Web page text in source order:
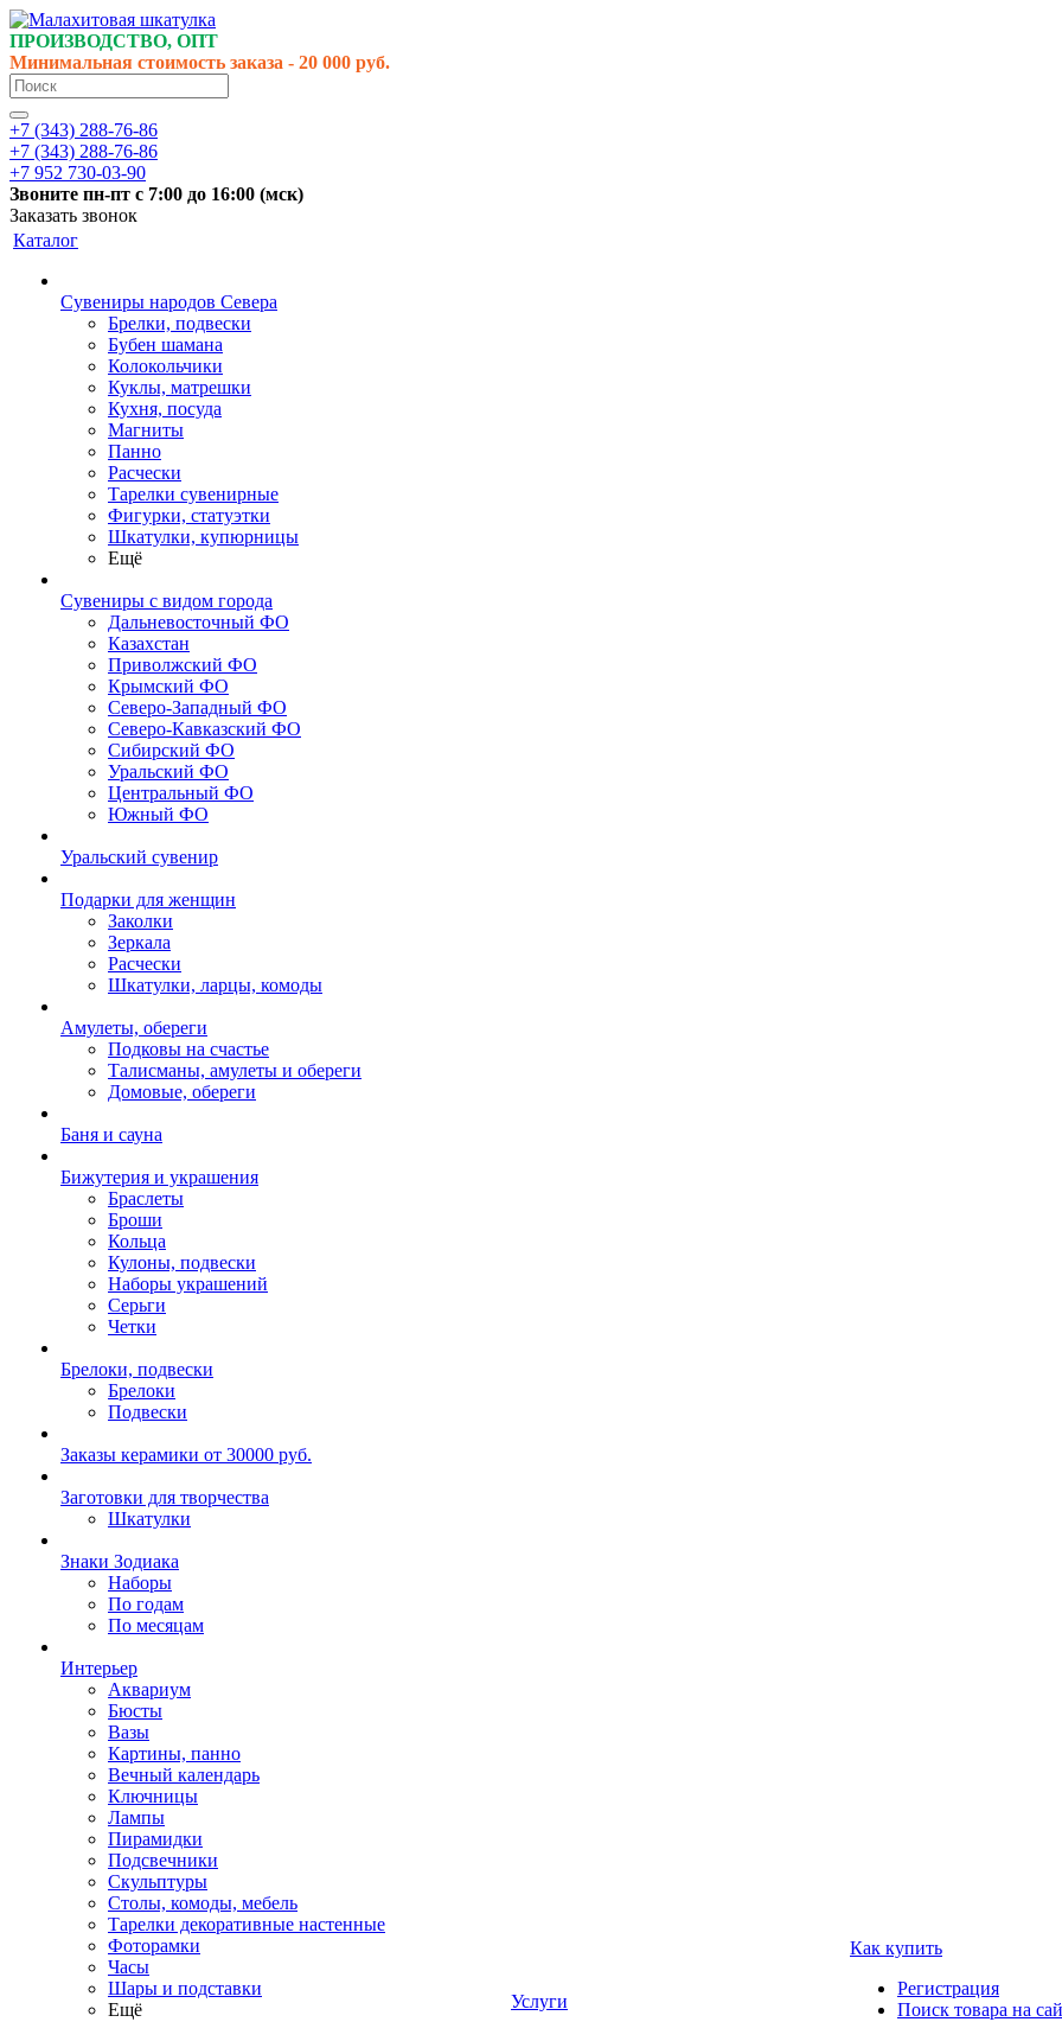
ПРОИЗВОДСТВО, ОПТ
Минимальная стоимость заказа - 20 000 руб.
+7 (343) 288-76-86
+7 (343) 288-76-86
+7 952 730-03-90
Звоните пн-пт с 7:00 до 16:00 (мск)
Заказать звонок
Каталог
Сувениры народов Севера
Брелки, подвески
Бубен шамана
Колокольчики
Куклы, матрешки
Кухня, посуда
Магниты
Панно
Расчески
Тарелки сувенирные
Фигурки, статуэтки
Шкатулки, купюрницы
Ещё
Сувениры с видом города
Дальневосточный ФО
Казахстан
Приволжский ФО
Крымский ФО
Северо-Западный ФО
Северо-Кавказский ФО
Сибирский ФО
Уральский ФО
Центральный ФО
Южный ФО
Уральский сувенир
Подарки для женщин
Заколки
Зеркала
Расчески
Шкатулки, ларцы, комоды
Амулеты, обереги
Подковы на счастье
Талисманы, амулеты и обереги
Домовые, обереги
Баня и сауна
Бижутерия и украшения
Браслеты
Броши
Кольца
Кулоны, подвески
Наборы украшений
Серьги
Четки
Брелоки, подвески
Брелоки
Подвески
Заказы керамики от 30000 руб.
Заготовки для творчества
Шкатулки
Знаки Зодиака
Наборы
По годам
По месяцам
Интерьер
Аквариум
Бюсты
Вазы
Картины, панно
Вечный календарь
Ключницы
Лампы
Пирамидки
Подсвечники
Скульптуры
Столы, комоды, мебель
Тарелки декоративные настенные
Фоторамки
Часы
Шары и подставки
Ещё
Услуги
Как купить
Регистрация
Поиск товара на